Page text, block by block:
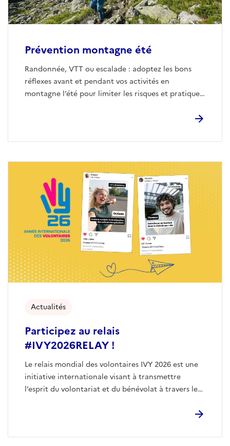
Prévention montagne été
Randonnée, VTT ou escalade : adoptez les bons
réflexes avant et pendant vos activités en
montagne l’été pour limiter les risques et pratiquer
Participez au relais
#IVY2026RELAY !
Le relais mondial des volontaires IVY 2026 est une
initiative internationale visant à transmettre
l’esprit du volontariat et du bénévolat à travers le
Actualités